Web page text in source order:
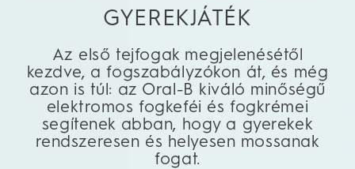
GYEREKJÁTÉK
Az első tejfogak megjelenésétől
kezdve, a fogszabályzókon át, és még
azon is túl: az Oral-B kiváló minőségű
elektromos fogkeféi és fogkrémei
segítenek abban, hogy a gyerekek
rendszeresen és helyesen mossanak
fogat.